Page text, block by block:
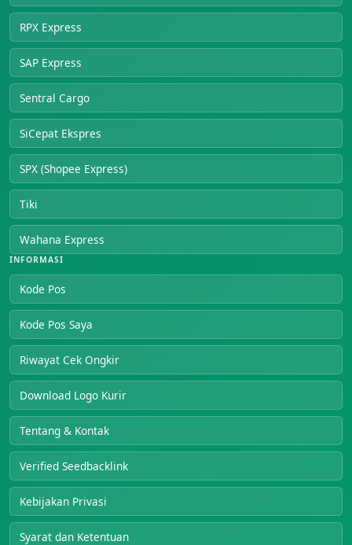
RPX Express
SAP Express
Sentral Cargo
SiCepat Ekspres
SPX (Shopee Express)
Tiki
Wahana Express
INFORMASI
Kode Pos
Kode Pos Saya
Riwayat Cek Ongkir
Download Logo Kurir
Tentang & Kontak
Verified Seedbacklink
Kebijakan Privasi
Syarat dan Ketentuan